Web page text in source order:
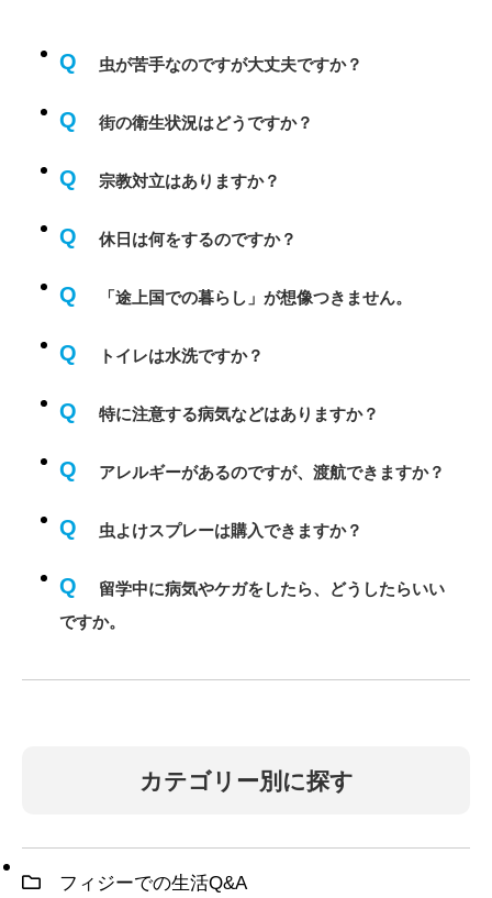
Q 虫が苦手なのですが大丈夫ですか？
Q 街の衛生状況はどうですか？
Q 宗教対立はありますか？
Q 休日は何をするのですか？
Q 「途上国での暮らし」が想像つきません。
Q トイレは水洗ですか？
Q 特に注意する病気などはありますか？
Q アレルギーがあるのですが、渡航できますか？
Q 虫よけスプレーは購入できますか？
Q
留学中に病気やケガをしたら、どうしたらいい
ですか。
カテゴリー別に探す
フィジーでの生活Q&A